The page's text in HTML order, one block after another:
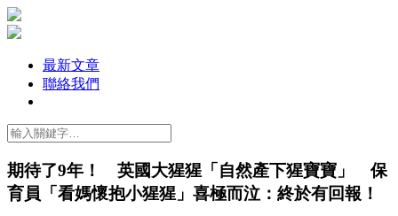
最新文章
聯絡我們
期待了9年！ 英國大猩猩「自然產下猩寶寶」 保
育員「看媽懷抱小猩猩」喜極而泣：終於有回報！